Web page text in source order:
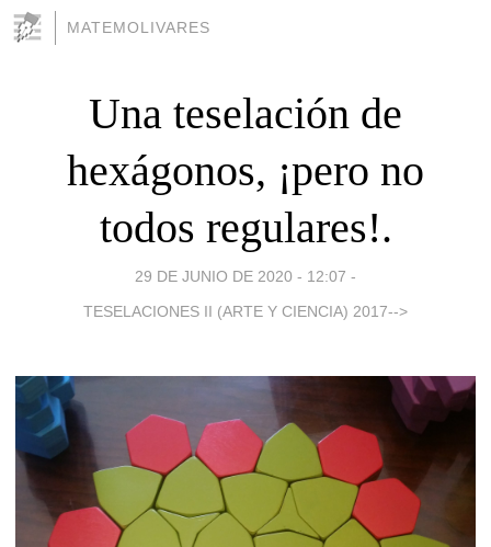
MATEMOLIVARES
Una teselación de
hexágonos, ¡pero no
todos regulares!.
29 DE JUNIO DE 2020 - 12:07 -
TESELACIONES II (ARTE Y CIENCIA) 2017-->